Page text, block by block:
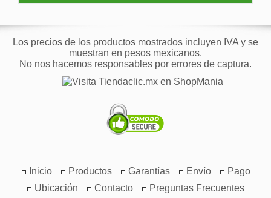
Los precios de los productos mostrados incluyen IVA y se
muestran en pesos mexicanos.
No nos hacemos responsables por errores de captura.
Inicio Productos Garantías Envío
Pago
Ubicación
Contacto Preguntas Frecuentes